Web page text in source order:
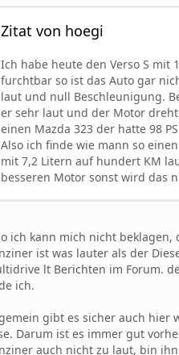
Zitat von hoegi
Ich habe heute den Verso S mit
furchtbar so ist das Auto gar
laut und null Beschleunigung.
er sehr laut und der Motor
einen Mazda 323 der hatte 98
Also ich finde wie mann so
mit 7,2 Litern auf hundert KM
besseren Motor sonst wird das
ich kann mich nicht
ist was lauter als der
lt Berichten im Forum.
ich.
gibt es sicher auch hier
Darum ist es immer gut
auch nicht zu laut, bin